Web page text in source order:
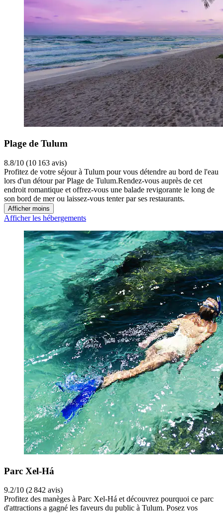
Plage de Tulum
8.8/10 (10 163 avis)
Profitez de votre séjour à Tulum pour vous détendre au bord de l'eau
lors d'un détour par Plage de Tulum.Rendez-vous auprès de cet
endroit romantique et offrez-vous une balade revigorante le long de
son bord de mer ou laissez-vous tenter par ses restaurants.
Afficher moins
Afficher les hébergements
Parc Xel-Há
9.2/10 (2 842 avis)
Profitez des manèges à Parc Xel-Há et découvrez pourquoi ce parc
d'attractions a gagné les faveurs du public à Tulum. Posez vos